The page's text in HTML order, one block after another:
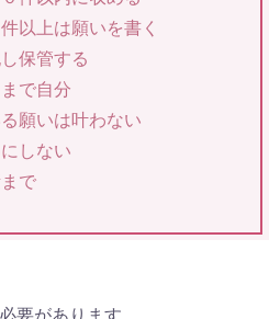
以上は願いを書く
保管する
で自分
願いは叶わない
しない
で
要があります。